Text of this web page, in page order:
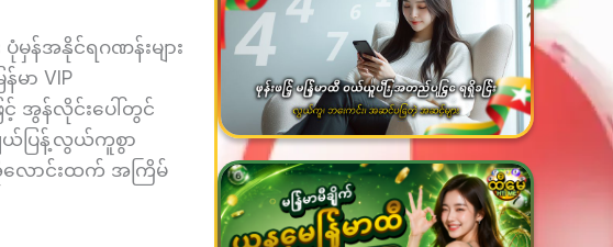
မှန်အနိုင်ရဂဏန်းများ
မာ VIP
င့် အွန်လိုင်းပေါ်တွင်
ယ်ပြန့်လွယ်ကူစွာ
လောင်းထက် အကြိမ်